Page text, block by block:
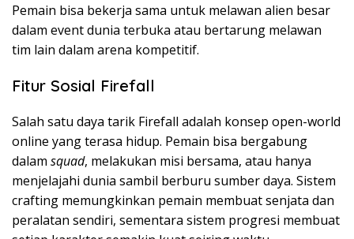
Pemain bisa bekerja sama untuk melawan alien besar
dalam event dunia terbuka atau bertarung melawan
tim lain dalam arena kompetitif.
Fitur Sosial Firefall
Salah satu daya tarik Firefall adalah konsep open-world
online yang terasa hidup. Pemain bisa bergabung
dalam squad, melakukan misi bersama, atau hanya
menjelajahi dunia sambil berburu sumber daya. Sistem
crafting memungkinkan pemain membuat senjata dan
peralatan sendiri, sementara sistem progresi membuat